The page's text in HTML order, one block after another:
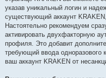
указав уникальный логин и
существующий аккаунт
Настоятельно рекомендуем
активировать двухфакторную
профиля. Это добавит
требующий ввода одноразового
ваш аккаунт KRAKEN от